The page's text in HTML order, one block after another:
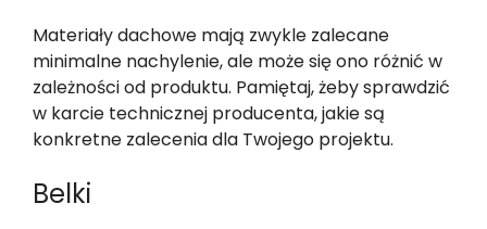
Materiały dachowe mają zwykle zalecane
minimalne nachylenie, ale może się ono różnić w
zależności od produktu. Pamiętaj, żeby sprawdzić
w karcie technicznej producenta, jakie są
konkretne zalecenia dla Twojego projektu.
Belki